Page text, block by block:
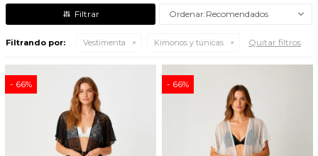
Recomendados
Filtrando por: Vestimenta Kimonos y túnicas Quitar filtros
66 66